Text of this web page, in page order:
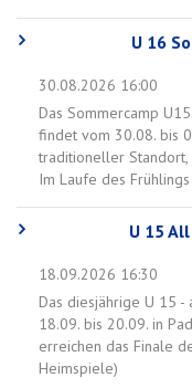
U 16
30.08.2026 16:00
Das Sommercamp
findet vom 30.08. bis
traditioneller Standort,
Im Laufe des
U 15
18.09.2026 16:30
Das diesjährige U 15
18.09. bis 20.09. in
erreichen das Finale
Heimspiele)